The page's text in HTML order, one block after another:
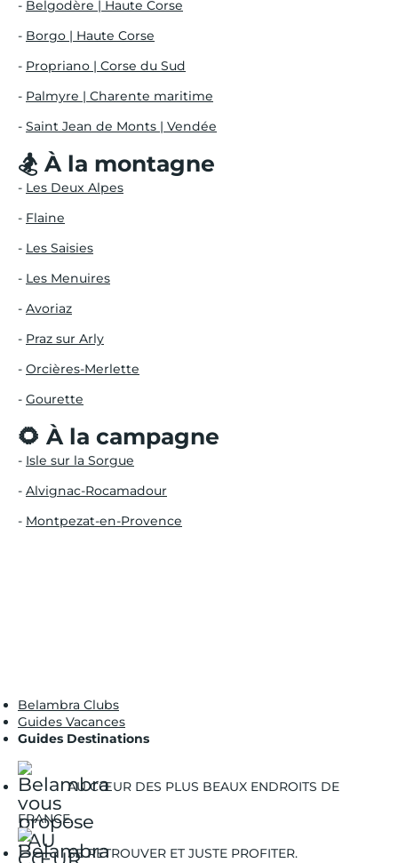
- Belgodère | Haute Corse
- Borgo | Haute Corse
- Propriano | Corse du Sud
- Palmyre | Charente maritime
- Saint Jean de Monts | Vendée
🏂 À la montagne
- Les Deux Alpes
- Flaine
- Les Saisies
- Les Menuires
- Avoriaz
- Praz sur Arly
- Orcières-Merlette
- Gourette
🌻 À la campagne
- Isle sur la Sorgue
- Alvignac-Rocamadour
- Montpezat-en-Provence
Belambra Clubs
Guides Vacances
Guides Destinations
AU CŒUR DES PLUS BEAUX ENDROITS DE
FRANCE.
SE RETROUVER ET JUSTE PROFITER.